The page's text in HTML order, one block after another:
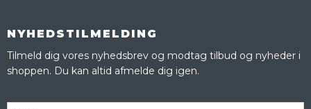
NYHEDSTILMELDING
Tilmeld dig vores nyhedsbrev og modtag tilbud og nyheder i
shoppen. Du kan altid afmelde dig igen.